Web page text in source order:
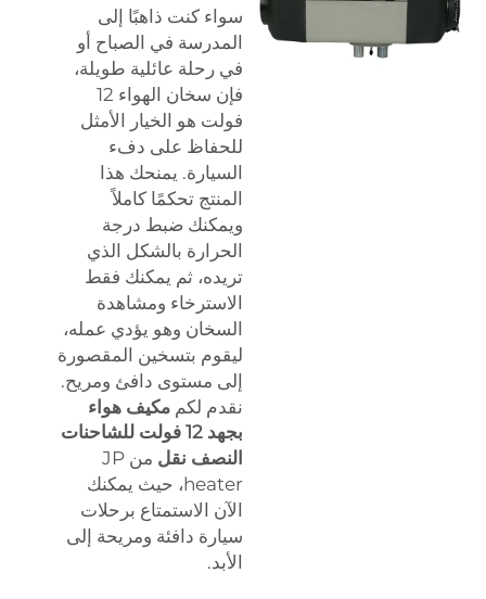
سواء كنت ذاهبًا إلى
المدرسة في الصباح أو
في رحلة عائلية طويلة،
فإن سخان الهواء 12
فولت هو الخيار الأمثل
للحفاظ على دفء
السيارة. يمنحك هذا
المنتج تحكمًا كاملاً
ويمكنك ضبط درجة
الحرارة بالشكل الذي
تريده، ثم يمكنك فقط
الاسترخاء ومشاهدة
السخان وهو يؤدي عمله،
ليقوم بتسخين المقصورة
إلى مستوى دافئ ومريح.
نقدم لكم مكيف هواء
بجهد 12 فولت للشاحنات
النصف نقل
من JP
heater، حيث يمكنك
الآن الاستمتاع برحلات
سيارة دافئة ومريحة إلى
الأبد.